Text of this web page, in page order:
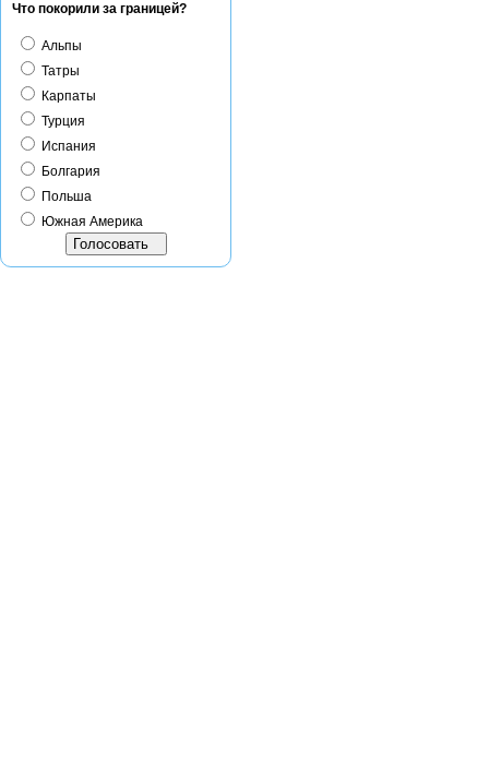
Что покорили за границей?
Альпы
Татры
Карпаты
Турция
Испания
Болгария
Польша
Южная Америка